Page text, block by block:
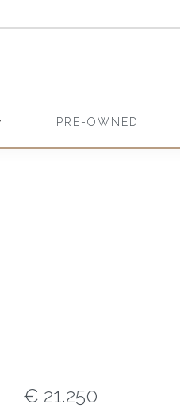
PRE-OWNED
€ 21.250